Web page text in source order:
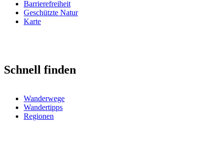
Barrierefreiheit
Geschützte Natur
Karte
Schnell finden
Wanderwege
Wandertipps
Regionen